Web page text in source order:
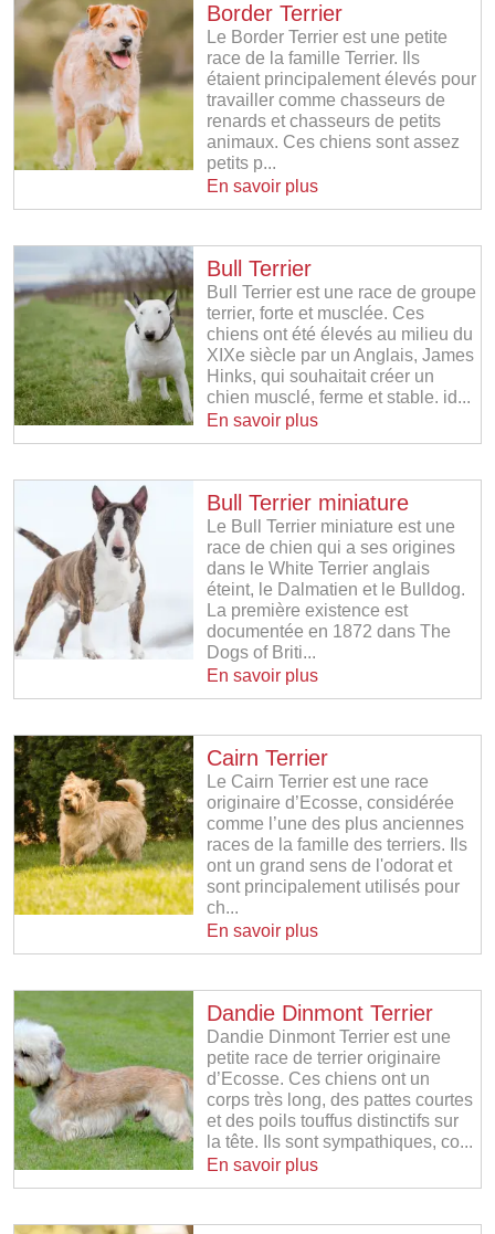
Border Terrier
Le Border Terrier est une petite
race de la famille Terrier. Ils
étaient principalement élevés pour
travailler comme chasseurs de
renards et chasseurs de petits
animaux. Ces chiens sont assez
petits p...
En savoir plus
Bull Terrier
Bull Terrier est une race de groupe
terrier, forte et musclée. Ces
chiens ont été élevés au milieu du
XIXe siècle par un Anglais, James
Hinks, qui souhaitait créer un
chien musclé, ferme et stable. id...
En savoir plus
Bull Terrier miniature
Le Bull Terrier miniature est une
race de chien qui a ses origines
dans le White Terrier anglais
éteint, le Dalmatien et le Bulldog.
La première existence est
documentée en 1872 dans The
Dogs of Briti...
En savoir plus
Cairn Terrier
Le Cairn Terrier est une race
originaire d’Ecosse, considérée
comme l’une des plus anciennes
races de la famille des terriers. Ils
ont un grand sens de l'odorat et
sont principalement utilisés pour
ch...
En savoir plus
Dandie Dinmont Terrier
Dandie Dinmont Terrier est une
petite race de terrier originaire
d’Ecosse. Ces chiens ont un
corps très long, des pattes courtes
et des poils touffus distinctifs sur
la tête. Ils sont sympathiques, co...
En savoir plus